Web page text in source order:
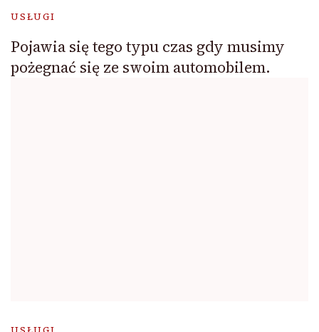
USŁUGI
Pojawia się tego typu czas gdy musimy
pożegnać się ze swoim automobilem.